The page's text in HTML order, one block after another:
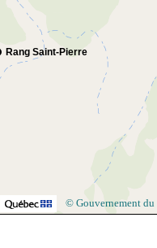
Rang Saint-Pierre
© Gouvernement du